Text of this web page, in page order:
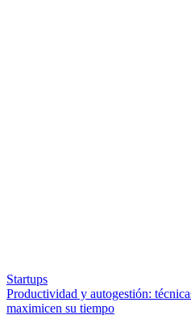
Startups
Productividad y autogestión:
maximicen su tiempo